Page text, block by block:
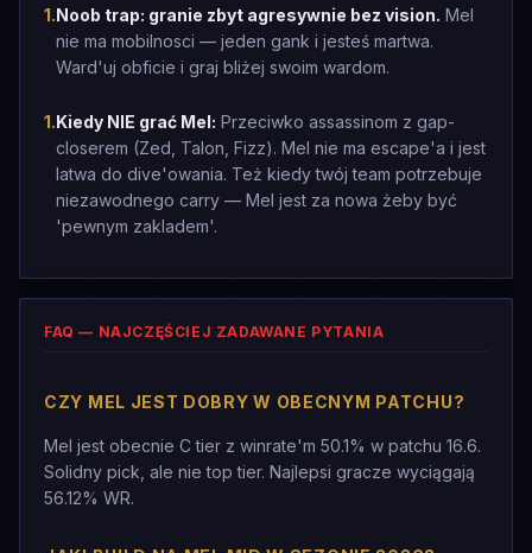
1.Noob trap: granie zbyt agresywnie bez vision. Mel
nie ma mobilnosci — jeden gank i jesteś martwa.
Ward'uj obficie i graj bliżej swoim wardom.
1.Kiedy NIE grać Mel: Przeciwko assassinom z gap-
closerem (Zed, Talon, Fizz). Mel nie ma escape'a i jest
latwa do dive'owania. Też kiedy twój team potrzebuje
niezawodnego carry — Mel jest za nowa żeby być
'pewnym zakladem'.
FAQ — NAJCZĘŚCIEJ ZADAWANE PYTANIA
CZY MEL JEST DOBRY W OBECNYM PATCHU?
Mel jest obecnie C tier z winrate'm 50.1% w patchu 16.6.
Solidny pick, ale nie top tier. Najlepsi gracze wyciągają
56.12% WR.